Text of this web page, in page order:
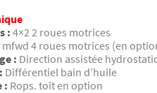
: 4×2 2 roues motrices
mfwd 4 roues motrices (en
: Direction assistée
Différentiel bain d’huile
: Rops. toît en option